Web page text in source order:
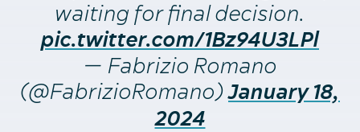
waiting for final decision.
pic.twitter.com/1Bz94U3LPl
— Fabrizio Romano
(@FabrizioRomano)January 18,
2024